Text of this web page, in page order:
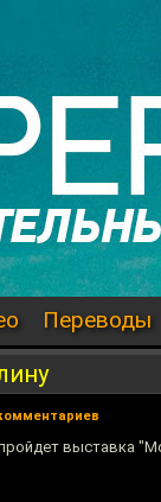
Переводы
выставка